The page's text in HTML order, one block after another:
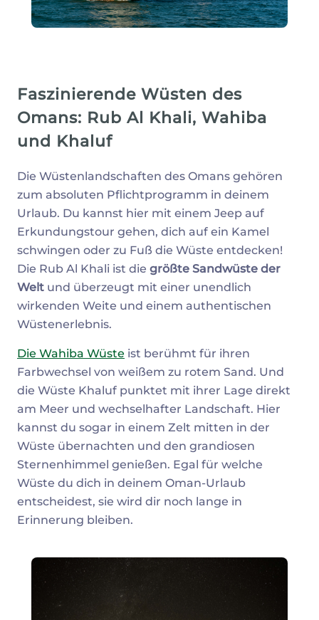
Faszinierende Wüsten des
Omans: Rub Al Khali, Wahiba
und Khaluf
Die Wüstenlandschaften des Omans gehören
zum absoluten Pflichtprogramm in deinem
Urlaub. Du kannst hier mit einem Jeep auf
Erkundungstour gehen, dich auf ein Kamel
schwingen oder zu Fuß die Wüste entdecken!
Die Rub Al Khali ist die größte Sandwüste der
Welt und überzeugt mit einer unendlich
wirkenden Weite und einem authentischen
Wüstenerlebnis.
Die Wahiba Wüste ist berühmt für ihren
Farbwechsel von weißem zu rotem Sand. Und
die Wüste Khaluf punktet mit ihrer Lage direkt
am Meer und wechselhafter Landschaft. Hier
kannst du sogar in einem Zelt mitten in der
Wüste übernachten und den grandiosen
Sternenhimmel genießen. Egal für welche
Wüste du dich in deinem Oman-Urlaub
entscheidest, sie wird dir noch lange in
Erinnerung bleiben.